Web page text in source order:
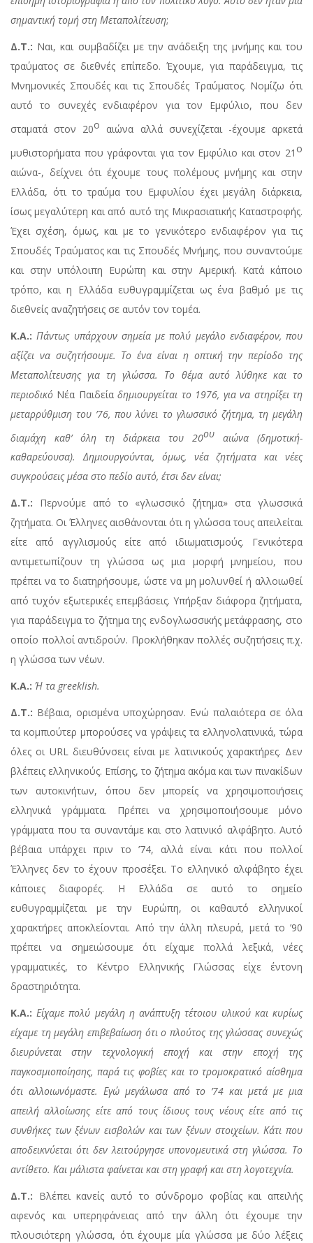
σημαντική τομή στη Μεταπολίτευση;
Δ.Τ.: Ναι, και συμβαδίζει με την ανάδειξη της μνήμης και του
τραύματος σε διεθνές επίπεδο. Έχουμε, για παράδειγμα, τις
Μνημονικές Σπουδές και τις Σπουδές Τραύματος. Νομίζω ότι
αυτό το συνεχές ενδιαφέρον για τον Εμφύλιο, που δεν
σταματά στον 20ο αιώνα αλλά συνεχίζεται -έχουμε αρκετά
μυθιστορήματα που γράφονται για τον Εμφύλιο και στον 21 ο
αιώνα-, δείχνει ότι έχουμε τους πολέμους μνήμης και στην
Ελλάδα, ότι το τραύμα του Εμφυλίου έχει μεγάλη διάρκεια,
ίσως μεγαλύτερη και από αυτό της Μικρασιατικής Καταστροφής.
Έχει σχέση, όμως, και με το γενικότερο ενδιαφέρον για τις
Σπουδές Τραύματος και τις Σπουδές Μνήμης, που συναντούμε
και στην υπόλοιπη Ευρώπη και στην Αμερική. Κατά κάποιο
τρόπο, και η Ελλάδα ευθυγραμμίζεται ως ένα βαθμό με τις
διεθνείς αναζητήσεις σε αυτόν τον τομέα.
Κ.Α.: Πάντως υπάρχουν σημεία με πολύ μεγάλο ενδιαφέρον, που
αξίζει να συζητήσουμε. Το ένα είναι η οπτική την περίοδο της
Μεταπολίτευσης για τη γλώσσα. Το θέμα αυτό λύθηκε και το
περιοδικό Νέα Παιδείαδημιουργείται το 1976, για να στηρίξει τη
μεταρρύθμιση του ’76, που λύνει το γλωσσικό ζήτημα, τη μεγάλη
διαμάχη καθ’ όλη τη διάρκεια του 20ου αιώνα (δημοτική-
καθαρεύουσα). Δημιουργούνται, όμως, νέα ζητήματα και νέες
συγκρούσεις μέσα στο πεδίο αυτό, έτσι δεν είναι;
Δ.Τ.: Περνούμε από το «γλωσσικό ζήτημα» στα γλωσσικά
ζητήματα. Οι Έλληνες αισθάνονται ότι η γλώσσα τους απειλείται
είτε από αγγλισμούς είτε από ιδιωματισμούς. Γενικότερα
αντιμετωπίζουν τη γλώσσα ως μια μορφή μνημείου, που
πρέπει να το διατηρήσουμε, ώστε να μη μολυνθεί ή αλλοιωθεί
από τυχόν εξωτερικές επεμβάσεις. Υπήρξαν διάφορα ζητήματα,
για παράδειγμα το ζήτημα της ενδογλωσσικής μετάφρασης, στο
οποίο πολλοί αντιδρούν. Προκλήθηκαν πολλές συζητήσεις π.χ.
η γλώσσα των νέων.
Κ.Α.: Ή τα greeklish.
Δ.Τ.: Βέβαια, ορισμένα υποχώρησαν. Ενώ παλαιότερα σε όλα
τα κομπιούτερ μπορούσες να γράψεις τα ελληνολατινικά, τώρα
όλες οι URL διευθύνσεις είναι με λατινικούς χαρακτήρες. Δεν
βλέπεις ελληνικούς. Επίσης, το ζήτημα ακόμα και των πινακίδων
των αυτοκινήτων, όπου δεν μπορείς να χρησιμοποιήσεις
ελληνικά γράμματα. Πρέπει να χρησιμοποιήσουμε μόνο
γράμματα που τα συναντάμε και στο λατινικό αλφάβητο. Αυτό
βέβαια υπάρχει πριν το ’74, αλλά είναι κάτι που πολλοί
Έλληνες δεν το έχουν προσέξει. Το ελληνικό αλφάβητο έχει
κάποιες διαφορές. Η Ελλάδα σε αυτό το σημείο
ευθυγραμμίζεται με την Ευρώπη, οι καθαυτό ελληνικοί
χαρακτήρες αποκλείονται. Από την άλλη πλευρά, μετά το ’90
πρέπει να σημειώσουμε ότι είχαμε πολλά λεξικά, νέες
γραμματικές, το Κέντρο Ελληνικής Γλώσσας είχε έντονη
δραστηριότητα.
Κ.Α.: Είχαμε πολύ μεγάλη η ανάπτυξη τέτοιου υλικού και κυρίως
είχαμε τη μεγάλη επιβεβαίωση ότι ο πλούτος της γλώσσας συνεχώς
διευρύνεται στην τεχνολογική εποχή και στην εποχή της
παγκοσμιοποίησης, παρά τις φοβίες και το τρομοκρατικό αίσθημα
ότι αλλοιωνόμαστε. Εγώ μεγάλωσα από το ’74 και μετά με μια
απειλή αλλοίωσης είτε από τους ίδιους τους νέους είτε από τις
συνθήκες των ξένων εισβολών και των ξένων στοιχείων. Κάτι που
αποδεικνύεται ότι δεν λειτούργησε υπονομευτικά στη γλώσσα. Το
αντίθετο. Και μάλιστα φαίνεται και στη γραφή και στη λογοτεχνία.
Δ.Τ.: Βλέπει κανείς αυτό το σύνδρομο φοβίας και απειλής
αφενός και υπερηφάνειας από την άλλη ότι έχουμε την
πλουσιότερη γλώσσα, ότι έχουμε μία γλώσσα με δύο λέξεις